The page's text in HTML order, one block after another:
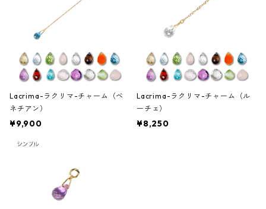
Lacrima-ラクリマ-チャーム（ベ
ネチアン）
¥9,900
Lacrima-ラクリマ-チャーム（ル
ーチェ）
¥8,250